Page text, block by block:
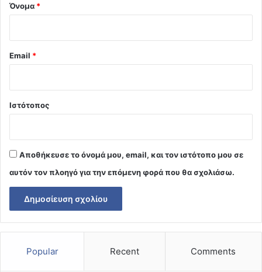
Όνομα *
Email *
Ιστότοπος
Αποθήκευσε το όνομά μου, email, και τον ιστότοπο μου σε
αυτόν τον πλοηγό για την επόμενη φορά που θα σχολιάσω.
Popular Recent Comments